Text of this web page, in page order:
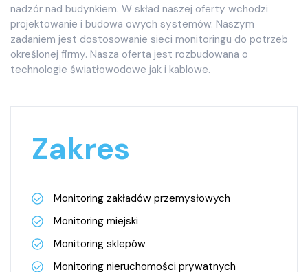
nadzór nad budynkiem. W skład naszej oferty wchodzi
projektowanie i budowa owych systemów. Naszym
zadaniem jest dostosowanie sieci monitoringu do potrzeb
określonej firmy. Nasza oferta jest rozbudowana o
technologie światłowodowe jak i kablowe.
Zakres
Monitoring zakładów przemysłowych
Monitoring miejski
Monitoring sklepów
Monitoring nieruchomości prywatnych